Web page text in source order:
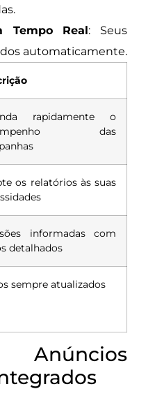
Tempo Real: Seus
automaticamente.
rapidamente o
das
os relatórios às suas
informadas com
detalhados
sempre atualizados
Anúncios